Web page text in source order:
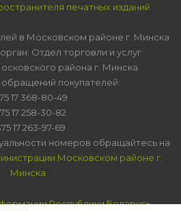
печатных изданий
в Московском районе г. Минска
Отдел торговли и услуг
района г. Минска
обращений покупателей:
17 368-80-49
17 258-30-82
17 263-97-69
номеров обращайтесь на
Московском районе г.
Минска